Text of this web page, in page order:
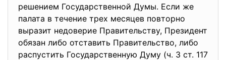
решением Государственной Думы. Если же
палата в течение трех месяцев повторно
выразит недоверие Правительству, Президент
обязан либо отставить Правительство, либо
распустить Государственную Думу (ч. 3 ст. 117